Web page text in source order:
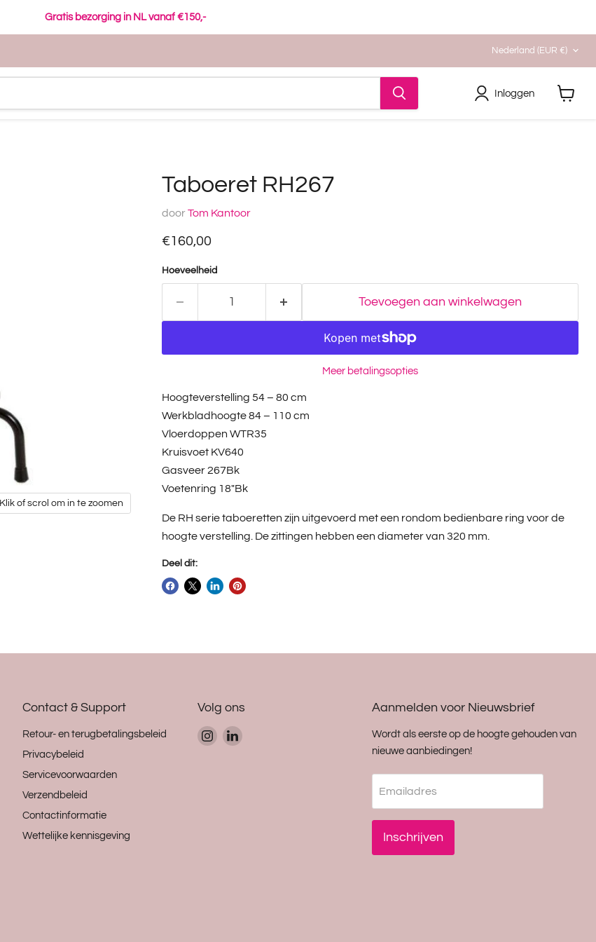
Gratis bezorging in NL vanaf €150,-
Land
Nederland (EUR €)
Inloggen
Klik of scrol om in te zoomen
Taboeret RH267
doorTom Kantoor
Huidige prijs
€160,00
Hoeveelheid
Toevoegen aan winkelwagen
Meer betalingsopties
Hoogteverstelling 54 – 80 cm
Werkbladhoogte 84 – 110 cm
Vloerdoppen WTR35
Kruisvoet KV640
Gasveer 267Bk
Voetenring 18″Bk
De RH serie taboeretten zijn uitgevoerd met een rondom bedienbare ring voor de
hoogte verstelling. De zittingen hebben een diameter van 320 mm.
Deel dit:
Contact & Support
Retour- en terugbetalingsbeleid
Privacybeleid
Servicevoorwaarden
Verzendbeleid
Contactinformatie
Wettelijke kennisgeving
Volg ons
Vind Vind
Aanmelden voor Nieuwsbrief
Wordt als eerste op de hoogte gehouden van
nieuwe aanbiedingen!
Emailadres
Inschrijven